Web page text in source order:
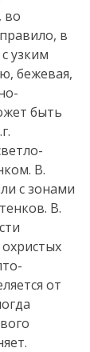
во
в
узким
бежевая,
быть
B.
с зонами
B.
от